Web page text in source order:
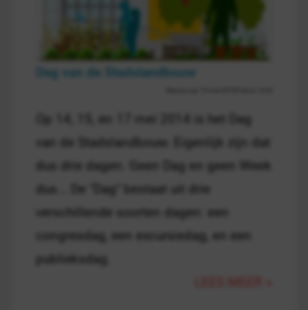
Dag van de Stadslandbouw
Op 14, 15, en 17 mei 2014 is het Dag
van de Stadslandbouw. Eigenlijk zijn dat
dus drie dagen. Geen Dag en geen Week
dus... De "Dag" bestaat uit drie
verschillende soorten dagen: een
congresdag, een excursiedag, en een
publieksdag.